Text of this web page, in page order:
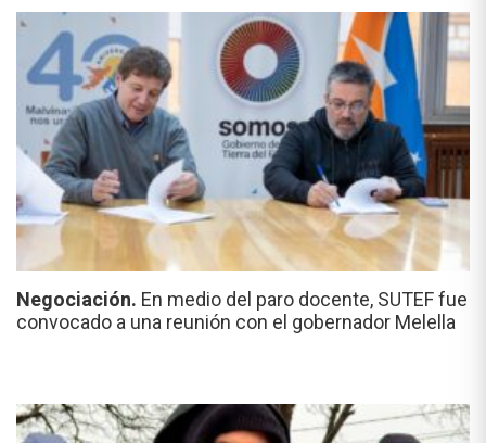
Negociación. En medio del paro docente, SUTEF fue
convocado a una reunión con el gobernador Melella